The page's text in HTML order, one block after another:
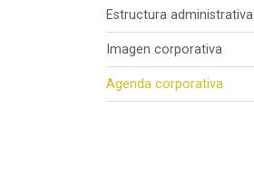
Estructura administrativa
Imagen corporativa
Agenda corporativa